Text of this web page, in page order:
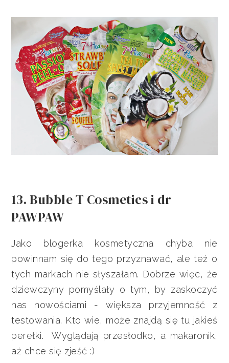
13. Bubble T Cosmetics i dr
PAWPAW
Jako blogerka kosmetyczna chyba nie
powinnam się do tego przyznawać, ale też o
tych markach nie słyszałam. Dobrze więc, że
dziewczyny pomyślały o tym, by zaskoczyć
nas nowościami - większa przyjemność z
testowania. Kto wie, może znajdą się tu jakieś
perełki. Wyglądają przesłodko, a makaronik,
aż chce się zjeść :)